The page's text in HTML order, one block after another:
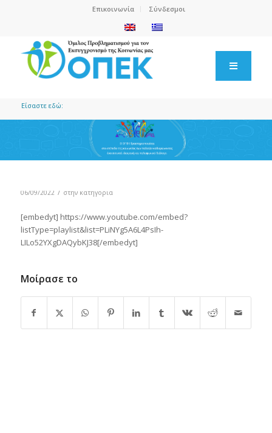
Επικοινωνία Σύνδεσμοι
Είσαστε εδώ:
06/09/2022 / στην κατηγορία
[embedyt] https://www.youtube.com/embed?
listType=playlist&list=PLiNYg5A6L4PsIh-
LILo52YXgDAQybKJ38[/embedyt]
Μοίρασε το